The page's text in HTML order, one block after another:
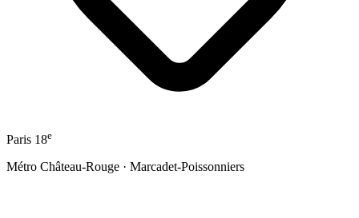
Paris 18e
Métro Château-Rouge · Marcadet-Poissonniers